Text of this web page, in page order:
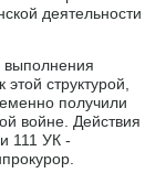
деятельности
выполнения
структурой,
получили
войне. Действия
111 УК -